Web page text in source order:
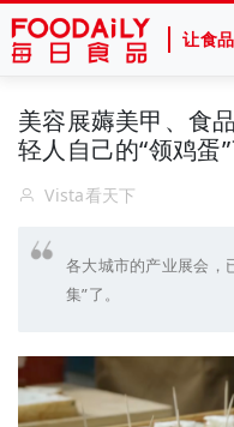
让食
美容展薅美甲、食
轻人自己的“领鸡蛋”
Vista看天下
各大城市的产业展会，
集”了。